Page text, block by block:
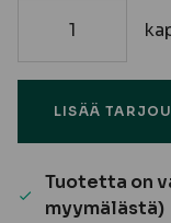
Listanaula
ltk)
määrä
LISÄÄ
Tuotetta on
myymälästä)